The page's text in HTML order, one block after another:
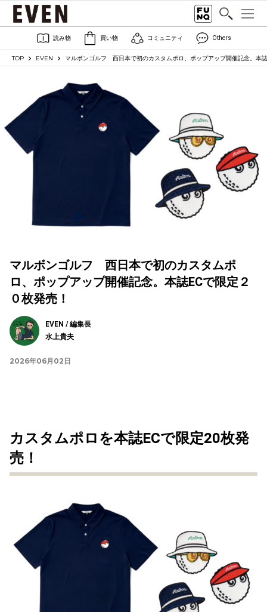
読み物 買い物 コミュニティ Others
TOP EVEN マルボンゴルフ 西日本で初のカスタムポロ、ポップアップ開催記念。本
マルボンゴルフ 西日本で初のカスタムポ
ロ、ポップアップ開催記念。本誌ECで限定２
０枚発売！
EVEN / 編集長
水上貴夫
2026年06月02日
カスタムポロを本誌ECで限定20枚発
売！